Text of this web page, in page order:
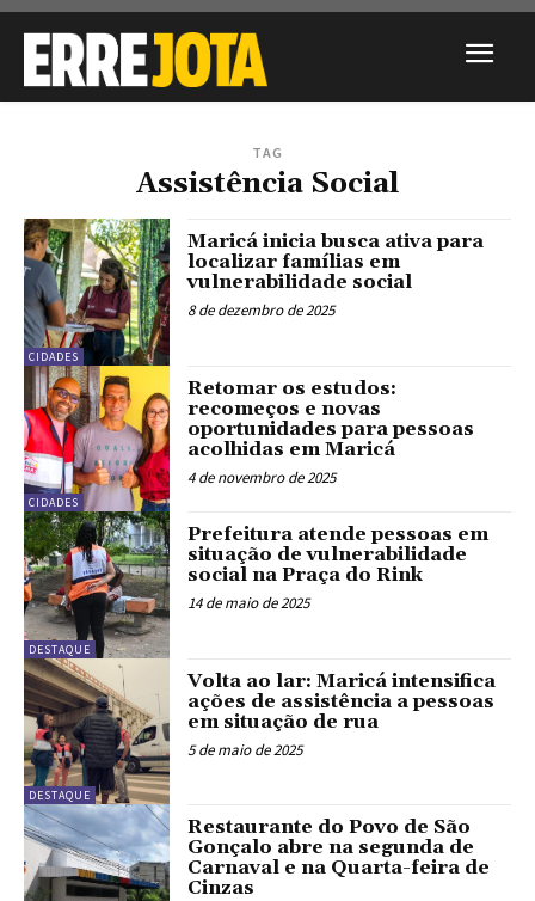
TAG
Assistência Social
CIDADES
Maricá inicia busca ativa para
localizar famílias em
vulnerabilidade social
8 de dezembro de 2025
CIDADES
Retomar os estudos:
recomeços e novas
oportunidades para pessoas
acolhidas em Maricá
4 de novembro de 2025
DESTAQUE
Prefeitura atende pessoas em
situação de vulnerabilidade
social na Praça do Rink
14 de maio de 2025
DESTAQUE
Volta ao lar: Maricá intensifica
ações de assistência a pessoas
em situação de rua
5 de maio de 2025
Restaurante do Povo de São
Gonçalo abre na segunda de
Carnaval e na Quarta-feira de
Cinzas